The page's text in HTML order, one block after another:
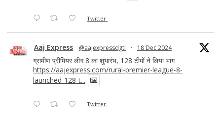
Twitter
Aaj Express @aajexpressdgtl · 18 Dec 2024
ग्रामीण प्रीमियर लीग 8 का शुभारंभ, 128 टीमों ने लिया भाग
https://aajexpress.com/rural-premier-league-8-
launched-128-t...
Twitter